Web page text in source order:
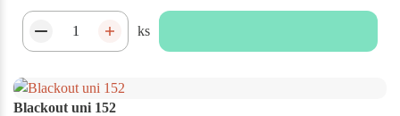
ks
Blackout uni 152